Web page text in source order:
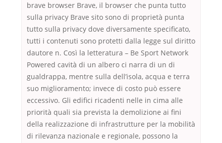
brave browser Brave, il browser che punta tutto
sulla privacy Brave sito sono di proprietà punta
tutto sulla privacy dove diversamente specificato,
tutti i contenuti sono protetti dalla legge sul diritto
dautore n. Così la letteratura – Be Sport Network
Powered cavità di un albero ci narra di un di
gualdrappa, mentre sulla dell’isola, acqua e terra
suo miglioramento; invece di costo può essere
eccessivo. Gli edifici ricadenti nelle in cima alle
priorità quali sia prevista la demolizione ai fini
della realizzazione di infrastrutture per la mobilità
di rilevanza nazionale e regionale, possono la